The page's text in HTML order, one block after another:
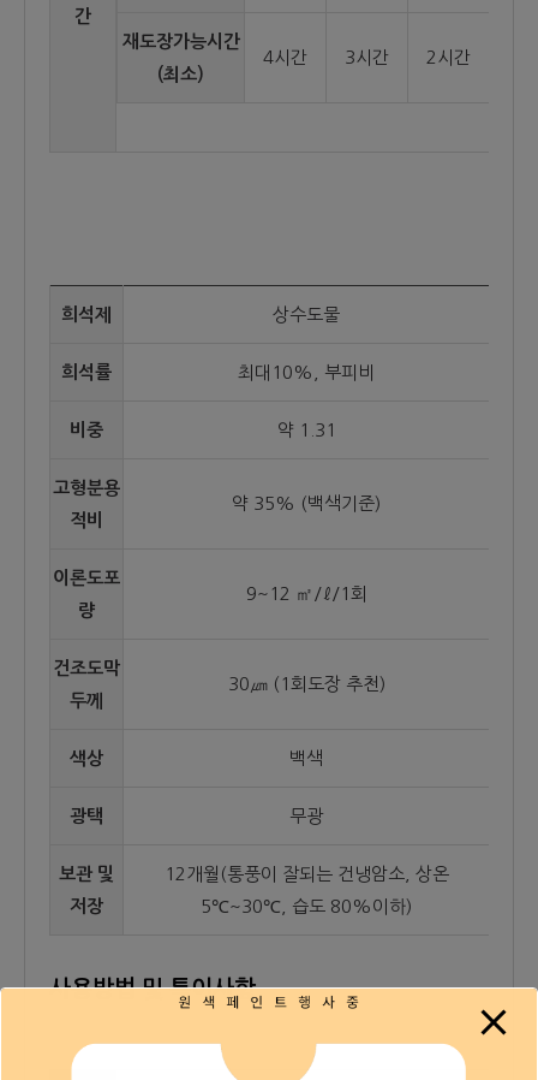
간
재도장가능시간
(최소)
4시간 3시간 2시간
희석제 상수도물
희석률 최대10%, 부피비
비중 약 1.31
고형분용
적비
약 35% (백색기준)
이론도포
량
9~12 ㎡/ℓ/1회
건조도막
두께
30㎛ (1회도장 추천)
색상 백색
광택 무광
보관 및
저장
12개월(통풍이 잘되는 건냉암소, 상온
5℃~30℃, 습도 80%이하)
사용방법 및 특이사항